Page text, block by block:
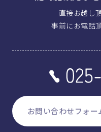
直接お越し
事前にお電話
お問い合わせフォー